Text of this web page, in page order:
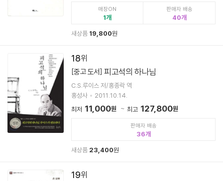
매장ON
1
판매자 배송
40
새상품 19,800원
18
[중고 도서] 피고석의 하나님
C.S.루이스 저/홍종락 역
홍성사
2011.10.14.
최저 11,000원 최고 127,800원
판매자 배송
36
새상품 23,400원
19